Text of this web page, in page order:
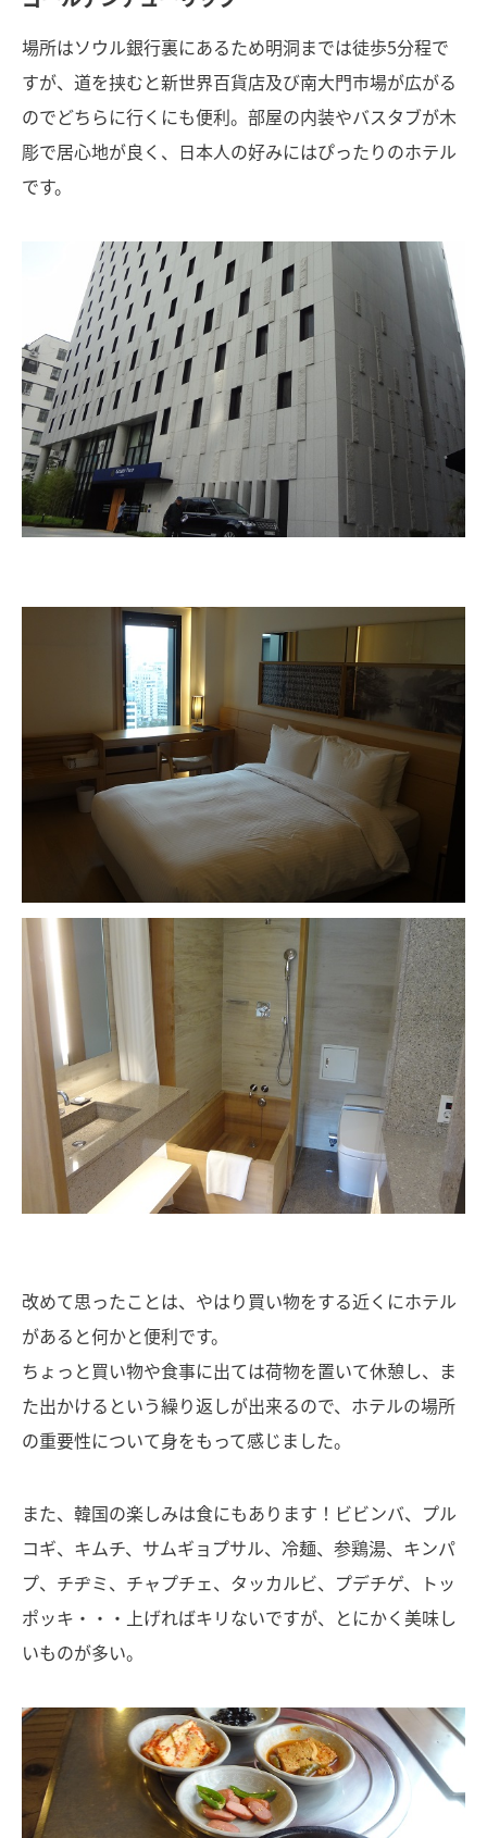
場所はソウル銀行裏にあるため明洞までは徒歩5分程で
すが、道を挟むと新世界百貨店及び南大門市場が広がる
のでどちらに行くにも便利。部屋の内装やバスタブが木
彫で居心地が良く、日本人の好みにはぴったりのホテル
です。
改めて思ったことは、やはり買い物をする近くにホテル
があると何かと便利です。
ちょっと買い物や食事に出ては荷物を置いて休憩し、ま
た出かけるという繰り返しが出来るので、ホテルの場所
の重要性について身をもって感じました。
また、韓国の楽しみは食にもあります！ビビンバ、プル
コギ、キムチ、サムギョプサル、冷麺、参鶏湯、キンパ
プ、チヂミ、チャプチェ、タッカルビ、プデチゲ、トッ
ポッキ・・・上げればキリないですが、とにかく美味し
いものが多い。